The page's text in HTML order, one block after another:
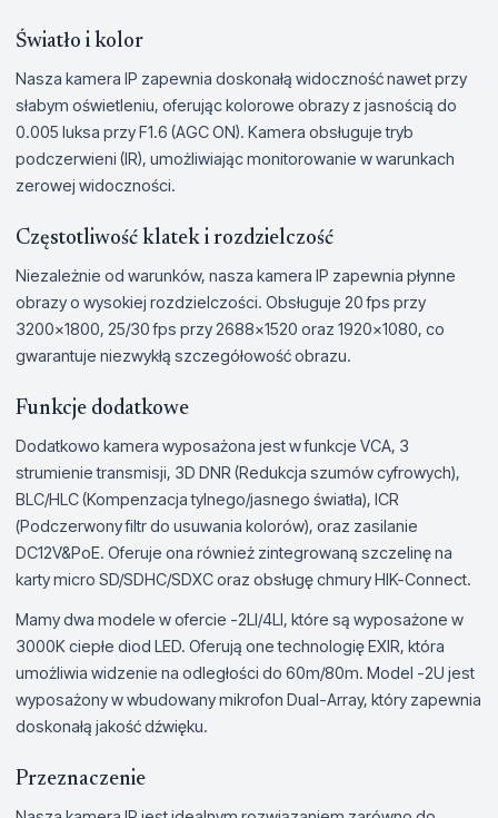
Światło i kolor
Nasza kamera IP zapewnia doskonałą widoczność nawet przy
słabym oświetleniu, oferując kolorowe obrazy z jasnością do
0.005 luksa przy F1.6 (AGC ON). Kamera obsługuje tryb
podczerwieni (IR), umożliwiając monitorowanie w warunkach
zerowej widoczności.
Częstotliwość klatek i rozdzielczość
Niezależnie od warunków, nasza kamera IP zapewnia płynne
obrazy o wysokiej rozdzielczości. Obsługuje 20 fps przy
3200x1800, 25/30 fps przy 2688x1520 oraz 1920x1080, co
gwarantuje niezwykłą szczegółowość obrazu.
Funkcje dodatkowe
Dodatkowo kamera wyposażona jest w funkcje VCA, 3
strumienie transmisji, 3D DNR (Redukcja szumów cyfrowych),
BLC/HLC (Kompenzacja tylnego/jasnego światła), ICR
(Podczerwony filtr do usuwania kolorów), oraz zasilanie
DC12V&PoE. Oferuje ona również zintegrowaną szczelinę na
karty micro SD/SDHC/SDXC oraz obsługę chmury HIK-Connect.
Mamy dwa modele w ofercie -2LI/4LI, które są wyposażone w
3000K ciepłe diod LED. Oferują one technologię EXIR, która
umożliwia widzenie na odległości do 60m/80m. Model -2U jest
wyposażony w wbudowany mikrofon Dual-Array, który zapewnia
doskonałą jakość dźwięku.
Przeznaczenie